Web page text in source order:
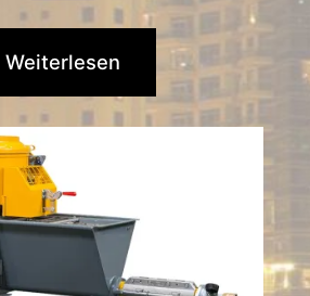
Weiterlesen